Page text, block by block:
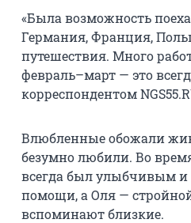
«Была возможность
Германия, Франция,
путешествия. Много
февраль–март — это
корреспондентом
Влюбленные обожали
безумно любили. Во
всегда был улыбчивым и
помощи, а Оля —
вспоминают близкие.